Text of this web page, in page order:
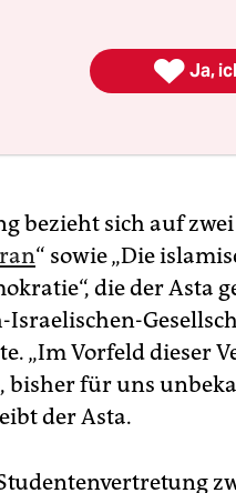
bezieht sich auf
“ sowie „Die
die der Asta
„Im Vorfeld dieser
bisher für uns
der Asta.
 Ja,